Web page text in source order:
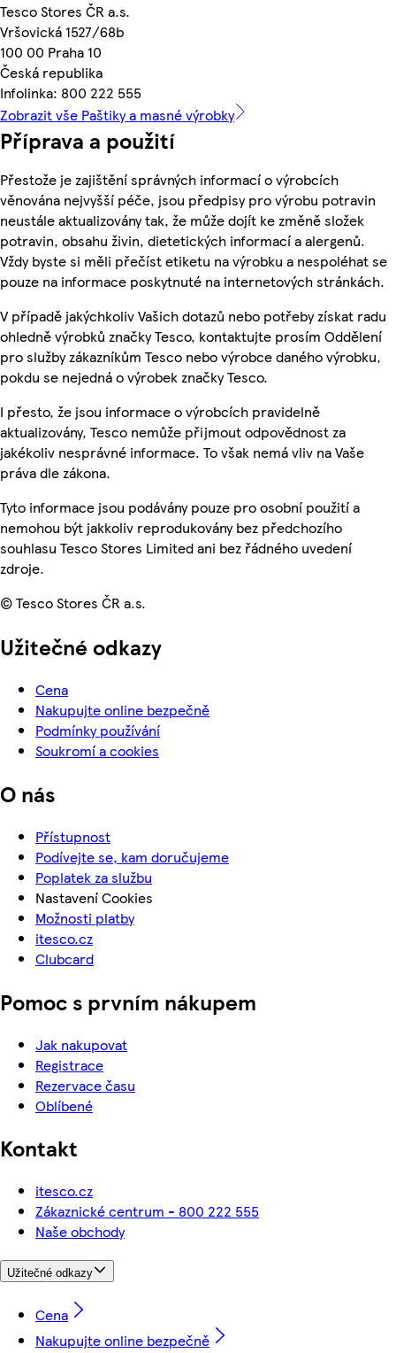
Tesco Stores ČR a.s.
Vršovická 1527/68b
100 00 Praha 10
Česká republika
Infolinka: 800 222 555
Zobrazit vše Paštiky a masné výrobky
Příprava a použití
Přestože je zajištění správných informací o výrobcích
věnována nejvyšší péče, jsou předpisy pro výrobu potravin
neustále aktualizovány tak, že může dojít ke změně složek
potravin, obsahu živin, dietetických informací a alergenů.
Vždy byste si měli přečíst etiketu na výrobku a nespoléhat se
pouze na informace poskytnuté na internetových stránkách.
V případě jakýchkoliv Vašich dotazů nebo potřeby získat radu
ohledně výrobků značky Tesco, kontaktujte prosím Oddělení
pro služby zákazníkům Tesco nebo výrobce daného výrobku,
pokdu se nejedná o výrobek značky Tesco.
I přesto, že jsou informace o výrobcích pravidelně
aktualizovány, Tesco nemůže přijmout odpovědnost za
jakékoliv nesprávné informace. To však nemá vliv na Vaše
práva dle zákona.
Tyto informace jsou podávány pouze pro osobní použití a
nemohou být jakkoliv reprodukovány bez předchozího
souhlasu Tesco Stores Limited ani bez řádného uvedení
zdroje.
© Tesco Stores ČR a.s.
Užitečné odkazy
Cena
Nakupujte online bezpečně
Podmínky používání
Soukromí a cookies
O nás
Přístupnost
Podívejte se, kam doručujeme
Poplatek za službu
Nastavení Cookies
Možnosti platby
itesco.cz
Clubcard
Pomoc s prvním nákupem
Jak nakupovat
Registrace
Rezervace času
Oblíbené
Kontakt
itesco.cz
Zákaznické centrum - 800 222 555
Naše obchody
Užitečné odkazy
Cena
Nakupujte online bezpečně